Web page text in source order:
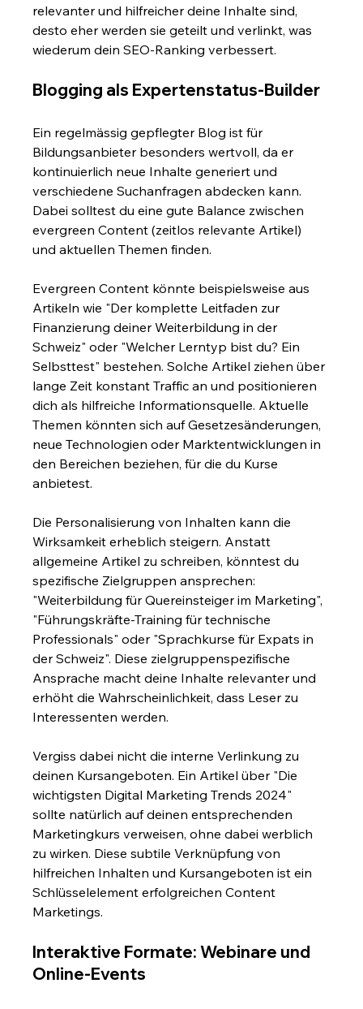
relevanter und hilfreicher deine Inhalte sind,
desto eher werden sie geteilt und verlinkt, was
wiederum dein SEO-Ranking verbessert.
Blogging als Expertenstatus-Builder
Ein regelmässig gepflegter Blog ist für
Bildungsanbieter besonders wertvoll, da er
kontinuierlich neue Inhalte generiert und
verschiedene Suchanfragen abdecken kann.
Dabei solltest du eine gute Balance zwischen
evergreen Content (zeitlos relevante Artikel)
und aktuellen Themen finden.
Evergreen Content könnte beispielsweise aus
Artikeln wie "Der komplette Leitfaden zur
Finanzierung deiner Weiterbildung in der
Schweiz" oder "Welcher Lerntyp bist du? Ein
Selbsttest" bestehen. Solche Artikel ziehen über
lange Zeit konstant Traffic an und positionieren
dich als hilfreiche Informationsquelle. Aktuelle
Themen könnten sich auf Gesetzesänderungen,
neue Technologien oder Marktentwicklungen in
den Bereichen beziehen, für die du Kurse
anbietest.
Die Personalisierung von Inhalten kann die
Wirksamkeit erheblich steigern. Anstatt
allgemeine Artikel zu schreiben, könntest du
spezifische Zielgruppen ansprechen:
"Weiterbildung für Quereinsteiger im Marketing",
"Führungskräfte-Training für technische
Professionals" oder "Sprachkurse für Expats in
der Schweiz". Diese zielgruppenspezifische
Ansprache macht deine Inhalte relevanter und
erhöht die Wahrscheinlichkeit, dass Leser zu
Interessenten werden.
Vergiss dabei nicht die interne Verlinkung zu
deinen Kursangeboten. Ein Artikel über "Die
wichtigsten Digital Marketing Trends 2024"
sollte natürlich auf deinen entsprechenden
Marketingkurs verweisen, ohne dabei werblich
zu wirken. Diese subtile Verknüpfung von
hilfreichen Inhalten und Kursangeboten ist ein
Schlüsselelement erfolgreichen Content
Marketings.
Interaktive Formate: Webinare und
Online-Events